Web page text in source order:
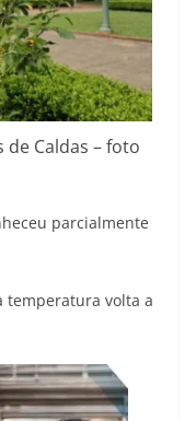
de Caldas – foto
parcialmente
temperatura volta a